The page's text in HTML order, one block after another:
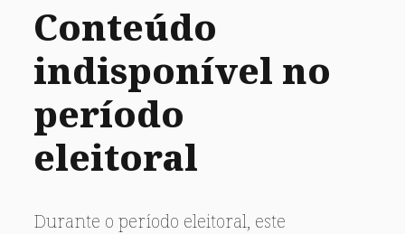
Conteúdo
indisponível no
período
eleitoral
Durante o período eleitoral, este